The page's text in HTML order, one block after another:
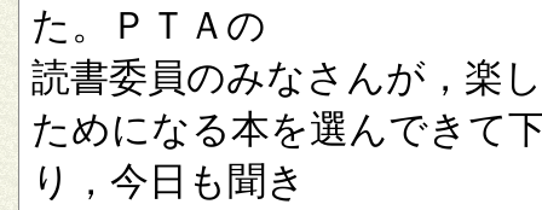
た。ＰＴＡの
読書委員のみなさんが，楽
ためになる本を選んできて
り，今日も聞き